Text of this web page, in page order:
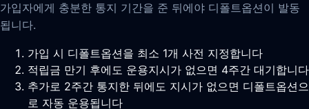
가입자에게 충분한 통지 기간을 준 뒤에야 디폴트옵션이 발동
됩니다.
가입 시 디폴트옵션을 최소 1개 사전 지정합니다
적립금 만기 후에도 운용지시가 없으면 4주간 대기합니다
추가로 2주간 통지한 뒤에도 지시가 없으면 디폴트옵션으
로 자동 운용됩니다